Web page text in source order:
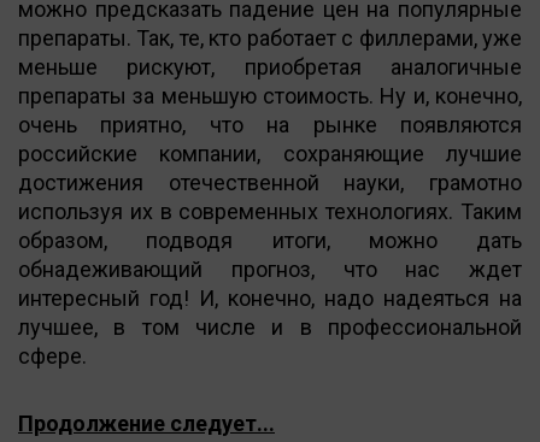
можно предсказать падение цен на популярные
препараты. Так, те, кто работает с филлерами, уже
меньше рискуют, приобретая аналогичные
препараты за меньшую стоимость. Ну и, конечно,
очень приятно, что на рынке появляются
российские компании, сохраняющие лучшие
достижения отечественной науки, грамотно
используя их в современных технологиях. Таким
образом, подводя итоги, можно дать
обнадеживающий прогноз, что нас ждет
интересный год! И, конечно, надо надеяться на
лучшее, в том числе и в профессиональной
сфере.
Продолжение следует...